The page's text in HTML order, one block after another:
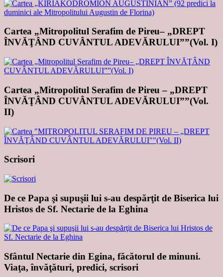
Cartea „Mitropolitul Serafim de Pireu– „DREPT
ÎNVĂŢÂND CUVÂNTUL ADEVĂRULUI””(Vol. I)
Cartea „Mitropolitul Serafim de Pireu – „DREPT
ÎNVĂŢÂND CUVÂNTUL ADEVĂRULUI””(Vol.
II)
Scrisori
De ce Papa şi supuşii lui s-au despărţit de Biserica lui
Hristos de Sf. Nectarie de la Eghina
Sfântul Nectarie din Egina, făcătorul de minuni.
Viaţa, învăţături, predici, scrisori